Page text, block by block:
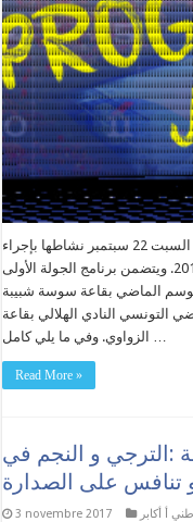
تستأنف بطولة كرة اليد القسم الوطني (أ) يوم السبت 22 سبتمبر نشاطها بإجراء
الجولة الافتتاحية للموسم الرياضي الجديد 2018/2019. ويتضمن برنامج الجولة الأولى
الماضي بقاعة سوسة شبيبة
التونسي النادي الهلالي بقاعة
الزواوي. وفي ما يلي كامل …
Read More »
:الترجي و النجم في
3 novembre 2017 أ أكابر